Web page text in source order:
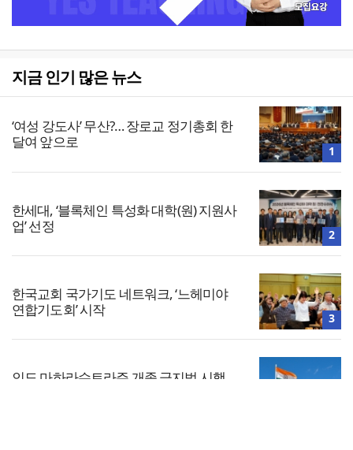
지금 인기 많은 뉴스
‘여성 강도사’ 무산?… 장로교 정기총회 한
달여 앞으로
1
한세대, ‘블록체인 특성화 대학(원) 지원사
업’ 선정
2
한국교회 국가기도 네트워크, ‘느헤미야
연합기도회’ 시작
3
인도 마하라슈트라주 개종 금지법 시행…